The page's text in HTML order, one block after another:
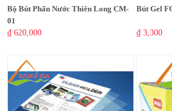
Bộ Bút Phấn Nước Thiên Long CM-
01
₫ 620,000
Bút Gel
₫ 3,300